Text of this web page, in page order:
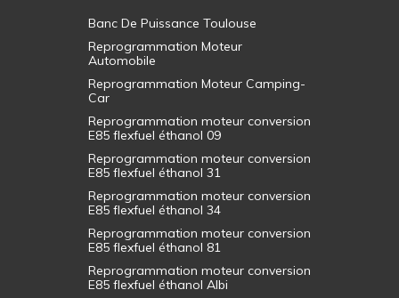
Banc De Puissance Toulouse
Reprogrammation Moteur
Automobile
Reprogrammation Moteur Camping-
Car
Reprogrammation moteur conversion
E85 flexfuel éthanol 09
Reprogrammation moteur conversion
E85 flexfuel éthanol 31
Reprogrammation moteur conversion
E85 flexfuel éthanol 34
Reprogrammation moteur conversion
E85 flexfuel éthanol 81
Reprogrammation moteur conversion
E85 flexfuel éthanol Albi